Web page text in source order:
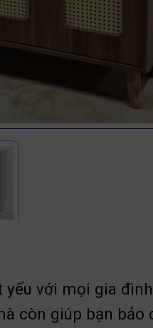
với mọi gia
còn giúp bạn